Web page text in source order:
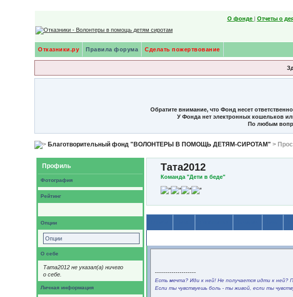
О фонде | Отчеты о
Отказники.ру Правила форума Сделать пожертвование
Обратите внимание, что Фонд несет
У Фонда нет электронных кошельков
По любым
Благотворительный фонд "ВОЛОНТЕРЫ В ПОМОЩЬ ДЕТЯМ-СИРОТАМ" >
Профиль
Фотография
Рейтинг
Опции
Опции
О себе
Тата2012 не указал(а) ничего
о себе.
Личная информация
Тата2012
Команда "Дети в беде"
--------------------
Есть мечта? Иди к ней! Не получается идти к ней?
Если ты чувствуешь боль - ты живой, если ты